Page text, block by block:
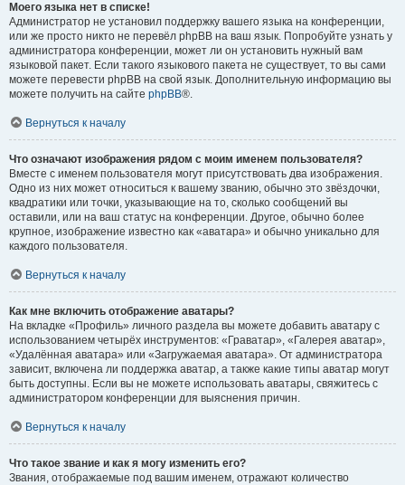
Моего языка нет в списке!
Администратор не установил поддержку вашего языка на конференции,
или же просто никто не перевёл phpBB на ваш язык. Попробуйте узнать у
администратора конференции, может ли он установить нужный вам
языковой пакет. Если такого языкового пакета не существует, то вы сами
можете перевести phpBB на свой язык. Дополнительную информацию вы
можете получить на сайте phpBB®.
Вернуться к началу
Что означают изображения рядом с моим именем пользователя?
Вместе с именем пользователя могут присутствовать два изображения.
Одно из них может относиться к вашему званию, обычно это звёздочки,
квадратики или точки, указывающие на то, сколько сообщений вы
оставили, или на ваш статус на конференции. Другое, обычно более
крупное, изображение известно как «аватара» и обычно уникально для
каждого пользователя.
Вернуться к началу
Как мне включить отображение аватары?
На вкладке «Профиль» личного раздела вы можете добавить аватару с
использованием четырёх инструментов: «Граватар», «Галерея аватар»,
«Удалённая аватара» или «Загружаемая аватара». От администратора
зависит, включена ли поддержка аватар, а также какие типы аватар могут
быть доступны. Если вы не можете использовать аватары, свяжитесь с
администратором конференции для выяснения причин.
Вернуться к началу
Что такое звание и как я могу изменить его?
Звания, отображаемые под вашим именем, отражают количество